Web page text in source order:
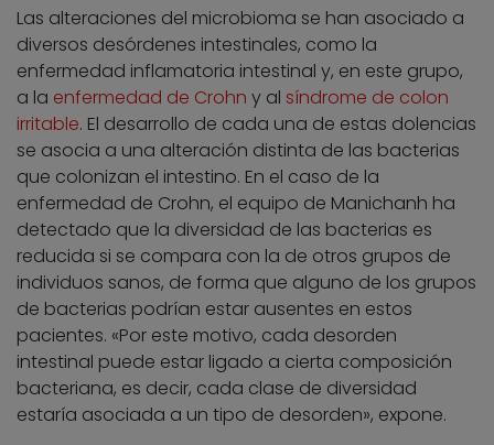
Las alteraciones del microbioma se han asociado a
diversos desórdenes intestinales, como la
enfermedad inflamatoria intestinal y, en este grupo,
a la enfermedad de Crohn y al síndrome de colon
irritable. El desarrollo de cada una de estas dolencias
se asocia a una alteración distinta de las bacterias
que colonizan el intestino. En el caso de la
enfermedad de Crohn, el equipo de Manichanh ha
detectado que la diversidad de las bacterias es
reducida si se compara con la de otros grupos de
individuos sanos, de forma que alguno de los grupos
de bacterias podrían estar ausentes en estos
pacientes. «Por este motivo, cada desorden
intestinal puede estar ligado a cierta composición
bacteriana, es decir, cada clase de diversidad
estaría asociada a un tipo de desorden», expone.